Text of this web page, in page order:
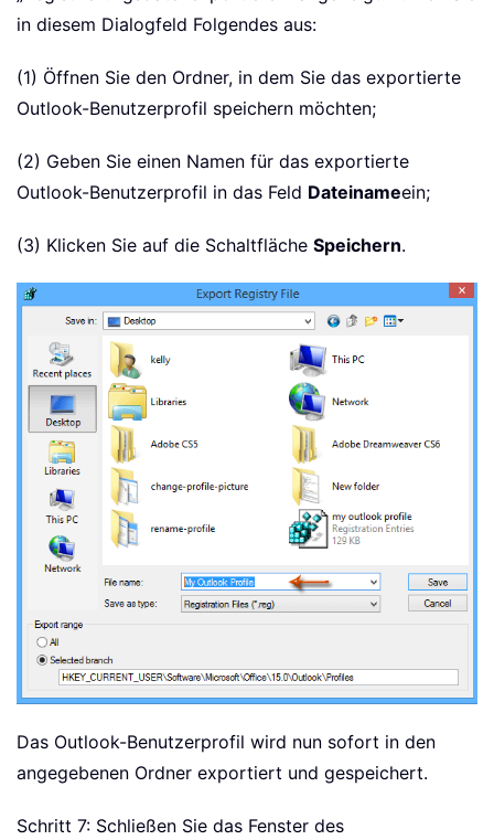
in diesem Dialogfeld Folgendes aus:
(1) Öffnen Sie den Ordner, in dem Sie das exportierte
Outlook-Benutzerprofil speichern möchten;
(2) Geben Sie einen Namen für das exportierte
Outlook-Benutzerprofil in das Feld Dateinameein;
(3) Klicken Sie auf die Schaltfläche Speichern.
Das Outlook-Benutzerprofil wird nun sofort in den
angegebenen Ordner exportiert und gespeichert.
Schritt 7: Schließen Sie das Fenster des